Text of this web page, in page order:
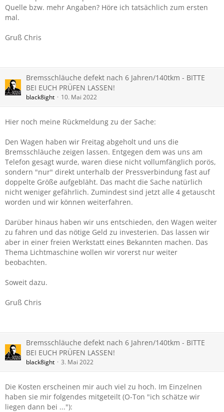
Quelle bzw. mehr Angaben? Höre ich tatsächlich zum ersten
mal.
Gruß Chris
Bremsschläuche defekt nach 6 Jahren/140tkm - BITTE
BEI EUCH PRÜFEN LASSEN!
black8ight 10. Mai 2022
Hier noch meine Rückmeldung zu der Sache:
Den Wagen haben wir Freitag abgeholt und uns die
Bremsschläuche zeigen lassen. Entgegen dem was uns am
Telefon gesagt wurde, waren diese nicht vollumfänglich porös,
sondern "nur" direkt unterhalb der Pressverbindung fast auf
doppelte Größe aufgebläht. Das macht die Sache natürlich
nicht weniger gefährlich. Zumindest sind jetzt alle 4 getauscht
worden und wir können weiterfahren.
Darüber hinaus haben wir uns entschieden, den Wagen weiter
zu fahren und das nötige Geld zu investerien. Das lassen wir
aber in einer freien Werkstatt eines Bekannten machen. Das
Thema Lichtmaschine wollen wir vorerst nur weiter
beobachten.
Soweit dazu.
Gruß Chris
Bremsschläuche defekt nach 6 Jahren/140tkm - BITTE
BEI EUCH PRÜFEN LASSEN!
black8ight 3. Mai 2022
Die Kosten erscheinen mir auch viel zu hoch. Im Einzelnen
haben sie mir folgendes mitgeteilt (O-Ton "ich schätze wir
liegen dann bei ..."):